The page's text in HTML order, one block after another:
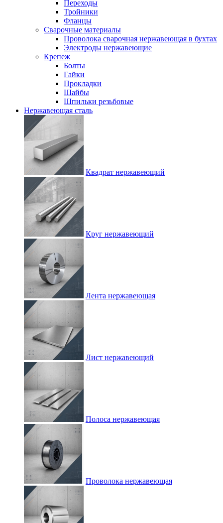
Переходы
Тройники
Фланцы
Сварочные материалы
Проволока сварочная нержавеющая в бухтах
Электроды нержавеющие
Крепеж
Болты
Гайки
Прокладки
Шайбы
Шпильки резьбовые
Нержавеющая сталь
Квадрат нержавеющий
Круг нержавеющий
Лента нержавеющая
Лист нержавеющий
Полоса нержавеющая
Проволока нержавеющая